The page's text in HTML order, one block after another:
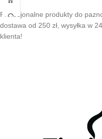
Profesjonalne produkty do
dostawa od 250 zł, wysyłka w
klienta!